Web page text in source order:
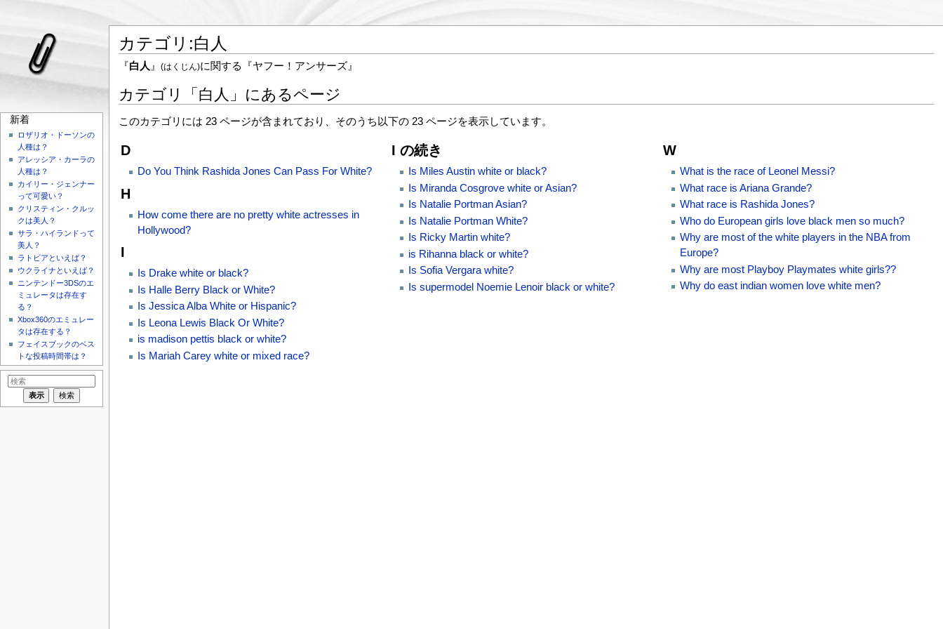
カテゴリ:白人
『白人』 (はくじん)に関する『ヤフー！アンサーズ』
カテゴリ「白人」にあるページ
このカテゴリには 23 ページが含まれており、そのうち以下の 23 ページを表示しています。
D
Do You Think Rashida Jones Can Pass For White?
H
How come there are no pretty white actresses in
Hollywood?
I
Is Drake white or black?
Is Halle Berry Black or White?
Is Jessica Alba White or Hispanic?
Is Leona Lewis Black Or White?
is madison pettis black or white?
Is Mariah Carey white or mixed race?
I の続き
Is Miles Austin white or black?
Is Miranda Cosgrove white or Asian?
Is Natalie Portman Asian?
Is Natalie Portman White?
Is Ricky Martin white?
is Rihanna black or white?
Is Sofia Vergara white?
Is supermodel Noemie Lenoir black or white?
W
What is the race of Leonel Messi?
What race is Ariana Grande?
What race is Rashida Jones?
Who do European girls love black men so much?
Why are most of the white players in the NBA from
Europe?
Why are most Playboy Playmates white girls??
Why do east indian women love white men?
新着
ロザリオ・ドーソンの
人種は？
アレッシア・カーラの
人種は？
カイリー・ジェンナー
って可愛い？
クリスティン・クルッ
クは美人？
サラ・ハイランドって
美人？
ラトビアといえば？
ウクライナといえば？
ニンテンドー3DSのエ
ミュレータは存在す
る？
Xbox360のエミュレー
タは存在する？
フェイスブックのベス
トな投稿時間帯は？